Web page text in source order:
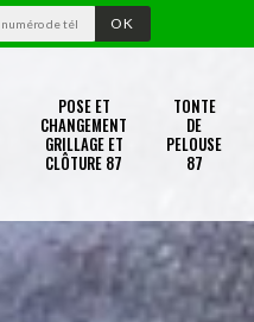
POSE ET
CHANGEMENT
GRILLAGE ET
CLÔTURE 87
TONTE
DE
PELOUSE
87